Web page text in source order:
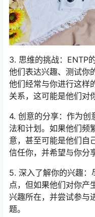
3. 思维的挑战：ENTP
他们表达兴趣、测试你
他们经常与你进行这样
关系，这可能是他们对
4. 创意的分享：作为创
法和计划。如果他们频
意，甚至可能是他们自
信任你，并希望与你分
5. 深入了解你的兴趣：
点，但如果他们对你产
兴趣所在，并尝试参与
题。